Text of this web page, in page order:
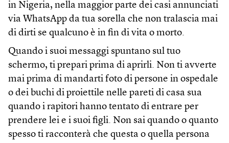
in Nigeria, nella maggior parte dei casi annunciati
via WhatsApp da tua sorella che non tralascia mai
di dirti se qualcuno è in fin di vita o morto.
Quando i suoi messaggi spuntano sul tuo
schermo, ti prepari prima di aprirli. Non ti avverte
mai prima di mandarti foto di persone in ospedale
o dei buchi di proiettile nelle pareti di casa sua
quando i rapitori hanno tentato di entrare per
prendere lei e i suoi figli. Non sai quando o quanto
spesso ti racconterà che questa o quella persona